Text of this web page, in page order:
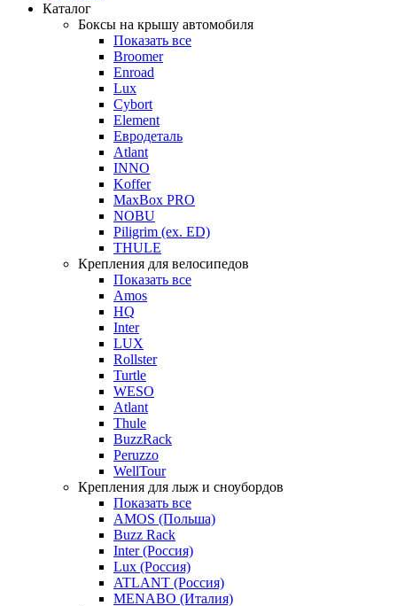
Каталог
Боксы на крышу автомобиля
Показать все
Broomer
Enroad
Lux
Cybort
Element
Евродеталь
Atlant
INNO
Koffer
MaxBox PRO
NOBU
Piligrim (ex. ED)
THULE
Крепления для велосипедов
Показать все
Amos
HQ
Inter
LUX
Rollster
Turtle
WESO
Atlant
Thule
BuzzRack
Peruzzo
WellTour
Крепления для лыж и сноубордов
Показать все
AMOS (Польша)
Buzz Rack
Inter (Россия)
Lux (Россия)
ATLANT (Россия)
MENABO (Италия)